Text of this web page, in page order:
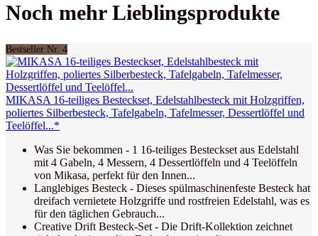
Noch mehr Lieblingsprodukte
Bestseller Nr. 4
MIKASA 16-teiliges Besteckset, Edelstahlbesteck mit Holzgriffen,
poliertes Silberbesteck, Tafelgabeln, Tafelmesser, Dessertlöffel und
Teelöffel...*
Was Sie bekommen - 1 16-teiliges Besteckset aus Edelstahl
mit 4 Gabeln, 4 Messern, 4 Dessertlöffeln und 4 Teelöffeln
von Mikasa, perfekt für den Innen...
Langlebiges Besteck - Dieses spülmaschinenfeste Besteck hat
dreifach vernietete Holzgriffe und rostfreien Edelstahl, was es
für den täglichen Gebrauch...
Creative Drift Besteck-Set - Die Drift-Kollektion zeichnet